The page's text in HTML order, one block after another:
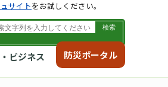
ビジネス 防災ポータル
サイトをお試しください。